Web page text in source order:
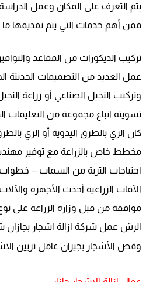
يتم التعرف على المكان وعمل
فمن أهم خدمات التي يتم تقديمها ما
تركيب الديكورات من المقاعد
عمل العديد من التصميمات الحديثة
وتركيب النجيل الصناعي أو زراعة
تسويته اتباع مجموعة من التعليمات
كان الري بالطرق اليدوية أو الري
مخطط خاص بالزراعة مع توفير
احتياجات التربة من السمات –
الآفات الزراعية أحدث الأجهزة
موافقة من قبل وزارة الزراعة على
الرش عمل شركة ازالة اشجار بجازان
وقص الأشجار بجيزان عامل تزيين